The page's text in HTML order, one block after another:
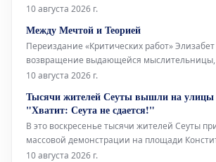
телескопы. С их помощью 12 августа 2026
10 миллионов человек. Деревня, под
Вильялибадо, расположена
10 августа 2026 г.
Между Мечтой и Теорией
Переиздание «Критических работ»
возвращение выдающейся мыслительницы,
необычайной лёгкостью объединяет
отстаивает ценность фантазии,
чрезмерной немецкой серьёзност
10 августа 2026 г.
Тысячи жителей Сеуты вышли на улицы
"Хватит: Сеута не сдается!"
В это воскресенье тысячи жителей Сеуты
массовой демонстрации на площади
собрались, чтобы потребовать решительных
10 августа 2026 г.